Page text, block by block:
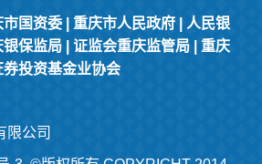
市国资委| 重庆市人民政府
人民银
银保监局 证监会重庆监管局
重庆
券投资基金业协会
限公司